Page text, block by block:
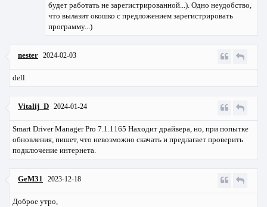
будет работать не зарегистрированной...). Одно неудобство,
что вылазит окошко с предложением зарегистрировать
программу...)
nester 2024-02-03
dell
Vitalij_D 2024-01-24
Smart Driver Manager Pro 7.1.1165 Находит драйвера, но, при попытке
обновления, пишет, что невозможно скачать и предлагает проверить
подключение интернета.
GeM31 2023-12-18
Доброе утро,